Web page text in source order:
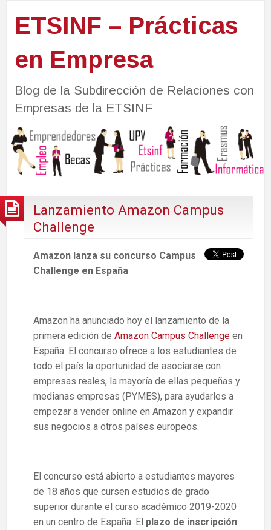
ETSINF – Prácticas
en Empresa
Blog de la Subdirección de Relaciones con
Empresas de la ETSINF
Lanzamiento Amazon Campus
Challenge
Amazon lanza su concurso Campus
Challenge en España
Amazon ha anunciado hoy el lanzamiento de la
primera edición de Amazon Campus Challenge en
España. El concurso ofrece a los estudiantes de
todo el país la oportunidad de asociarse con
empresas reales, la mayoría de ellas pequeñas y
medianas empresas (PYMES), para ayudarles a
empezar a vender online en Amazon y expandir
sus negocios a otros países europeos.
El concurso está abierto a estudiantes mayores
de 18 años que cursen estudios de grado
superior durante el curso académico 2019-2020
en un centro de España. El plazo de inscripción